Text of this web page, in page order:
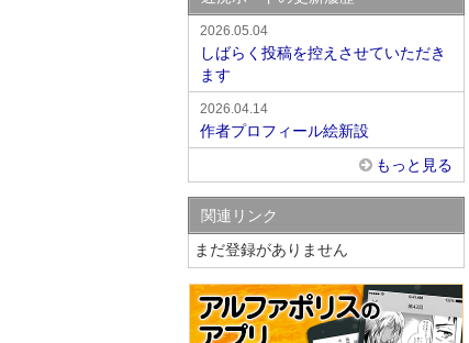
2026.05.04
しばらく投稿を控えさせていただき
ます
2026.04.14
作者プロフィール絵新設
もっと見る
関連リンク
まだ登録がありません